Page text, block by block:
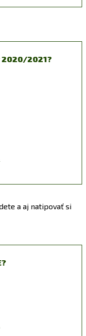
2020/2021?
a aj natipovať si